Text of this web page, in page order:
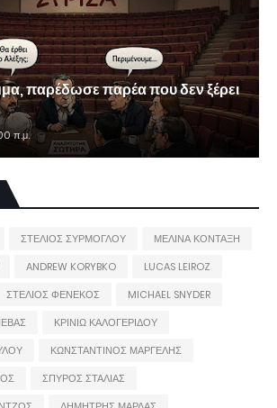
παρέδωσε παρέα που δεν ξέρει
π.μ.
ΣΤΕΛΙΟΣ ΣΥΡΜΟΓΛΟΥ
ΜΕΛΙΝΑ ΚΟΝΤΑΞΗ
ANDREW KORYBKO
LUCAS LEIROZ
ΣΤΕΛΙΟΣ ΦΕΝΕΚΟΣ
MICHAEL SNYDER
ΚΡΙΝΙΩ ΚΑΛΟΓΕΡΙΔΟΥ
ΚΩΝΣΤΑΝΤΙΝΟΣ ΜΑΡΓΕΛΗΣ
ΣΠΥΡΟΣ ΣΤΑΛΙΑΣ